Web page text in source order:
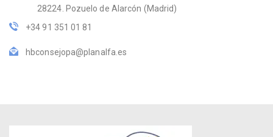
28224. Pozuelo de Alarcón (Madrid)
+34 91 351 01 81
hbconsejopa@planalfa.es